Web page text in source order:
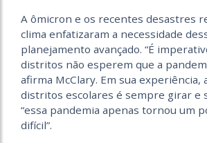
A ômicron e os recentes desastres
clima enfatizaram a necessidade
planejamento avançado. “É
distritos não esperem que a
afirma McClary. Em sua experiência,
distritos escolares é sempre girar e
“essa pandemia apenas tornou um
difícil”.